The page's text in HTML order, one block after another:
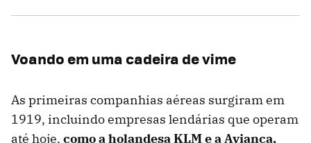
Voando em uma cadeira de vime
As primeiras companhias aéreas surgiram em
1919, incluindo empresas lendárias que operam
até hoje, como a holandesa KLM e a Avianca,